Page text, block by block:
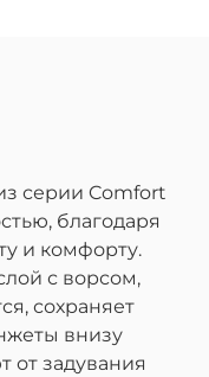
серии Comfort
благодаря
и комфорту.
с ворсом,
сохраняет
внизу
от задувания